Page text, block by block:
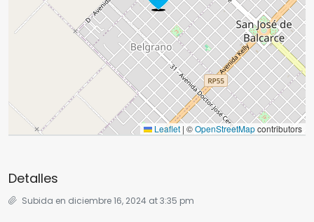
Leaflet | ©OpenStreetMapcontributors
Detalles
Subida en diciembre 16, 2024 at 3:35 pm